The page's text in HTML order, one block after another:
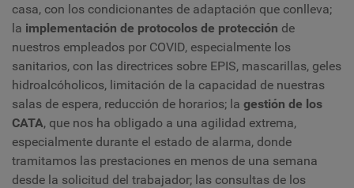
casa, con los condicionantes de adaptación que conlleva;
la implementación de protocolos de protección de
nuestros empleados por COVID, especialmente los
sanitarios, con las directrices sobre EPIS, mascarillas, geles
hidroalcóholicos, limitación de la capacidad de nuestras
salas de espera, reducción de horarios; la gestión de los
CATA, que nos ha obligado a una agilidad extrema,
especialmente durante el estado de alarma, donde
tramitamos las prestaciones en menos de una semana
desde la solicitud del trabajador; las consultas de los